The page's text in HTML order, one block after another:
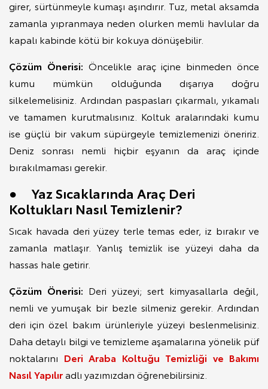
girer, sürtünmeyle kumaşı aşındırır. Tuz, metal aksamda
zamanla yıpranmaya neden olurken memli havlular da
kapalı kabinde kötü bir kokuya dönüşebilir.
Çözüm Önerisi: Öncelikle araç içine binmeden önce
kumu mümkün olduğunda dışarıya doğru
silkelemelisiniz. Ardından paspasları çıkarmalı, yıkamalı
ve tamamen kurutmalısınız. Koltuk aralarındaki kumu
ise güçlü bir vakum süpürgeyle temizlemenizi öneririz.
Deniz sonrası nemli hiçbir eşyanın da araç içinde
bırakılmaması gerekir.
● Yaz Sıcaklarında Araç Deri
Koltukları Nasıl Temizlenir?
Sıcak havada deri yüzey terle temas eder, iz bırakır ve
zamanla matlaşır. Yanlış temizlik ise yüzeyi daha da
hassas hale getirir.
Çözüm Önerisi: Deri yüzeyi; sert kimyasallarla değil,
nemli ve yumuşak bir bezle silmeniz gerekir. Ardından
deri için özel bakım ürünleriyle yüzeyi beslenmelisiniz.
Daha detaylı bilgi ve temizleme aşamalarına yönelik püf
noktalarını Deri Araba Koltuğu Temizliği ve Bakımı
Nasıl Yapılıradlı yazımızdan öğrenebilirsiniz.